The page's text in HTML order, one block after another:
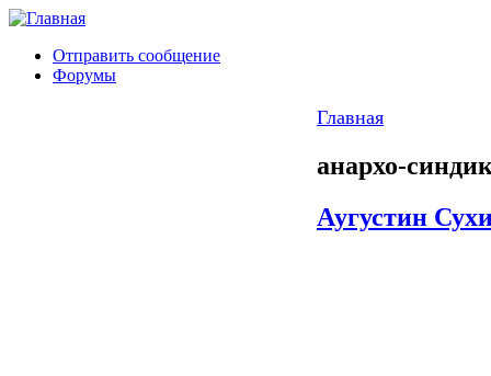
Отправить сообщение
Форумы
Главная
анархо-
Аугустин